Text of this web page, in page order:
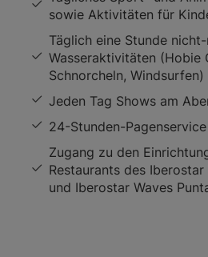
sowie Aktivitäten für
Täglich eine Stunde
Wasseraktivitäten (Hobie
Schnorcheln, Windsurfen)
Jeden Tag Shows am
24-Stunden-
Zugang zu den
Restaurants des
und Iberostar Waves